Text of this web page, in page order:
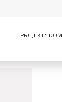
PROJEKTY